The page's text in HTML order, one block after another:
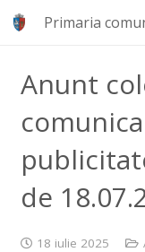
Primaria
Anunt
de
18 iulie 2025